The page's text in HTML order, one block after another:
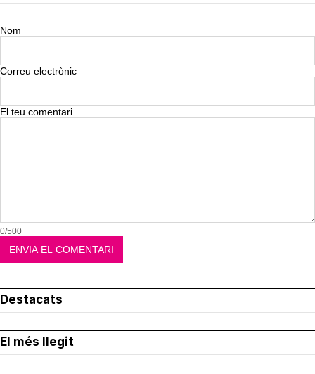
Nom
Correu electrònic
El teu comentari
0/500
Destacats
El més llegit